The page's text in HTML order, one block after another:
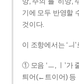
기에 모두 반영할
것이다.
이 조항에서는 ‘ㅢ
① 모음 ‘ㅡ, ㅣ’가
틔어(←트이어) 등